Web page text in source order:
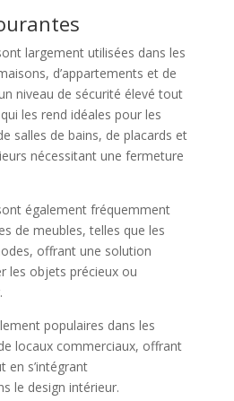
largement utilisées dans les
d’appartements et de
niveau de sécurité élevé tout
les rend idéales pour les
salles de bains, de placards et
nécessitant une fermeture
également fréquemment
de meubles, telles que les
offrant une solution
les objets précieux ou
populaires dans les
locaux commerciaux, offrant
en s’intégrant
le design intérieur.